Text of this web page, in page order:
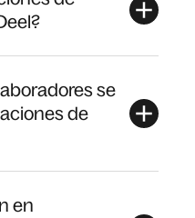
se
de
en